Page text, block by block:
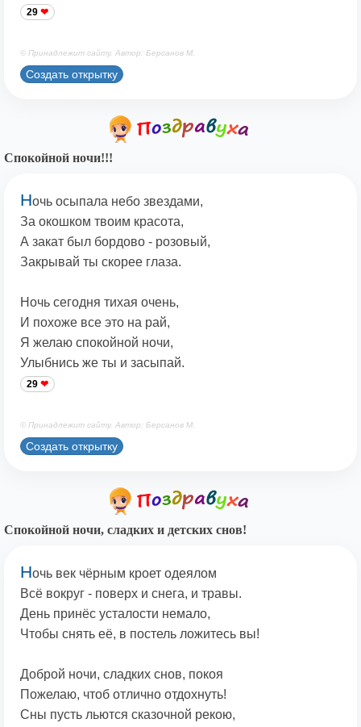
29
© Принадлежит сайту. Автор: Берсанов М.
Создать открытку
Спокойной ночи!!!
Ночь осыпала небо звездами,
За окошком твоим красота,
А закат был бордово - розовый,
Закрывай ты скорее глаза.
Ночь сегодня тихая очень,
И похоже все это на рай,
Я желаю спокойной ночи,
Улыбнись же ты и засыпай.
29
© Принадлежит сайту. Автор: Берсанов М.
Создать открытку
Спокойной ночи, сладких и детских снов!
Ночь век чёрным кроет одеялом
Всё вокруг - поверх и снега, и травы.
День принёс усталости немало,
Чтобы снять её, в постель ложитесь вы!
Доброй ночи, сладких снов, покоя
Пожелаю, чтоб отлично отдохнуть!
Сны пусть льются сказочной рекою,